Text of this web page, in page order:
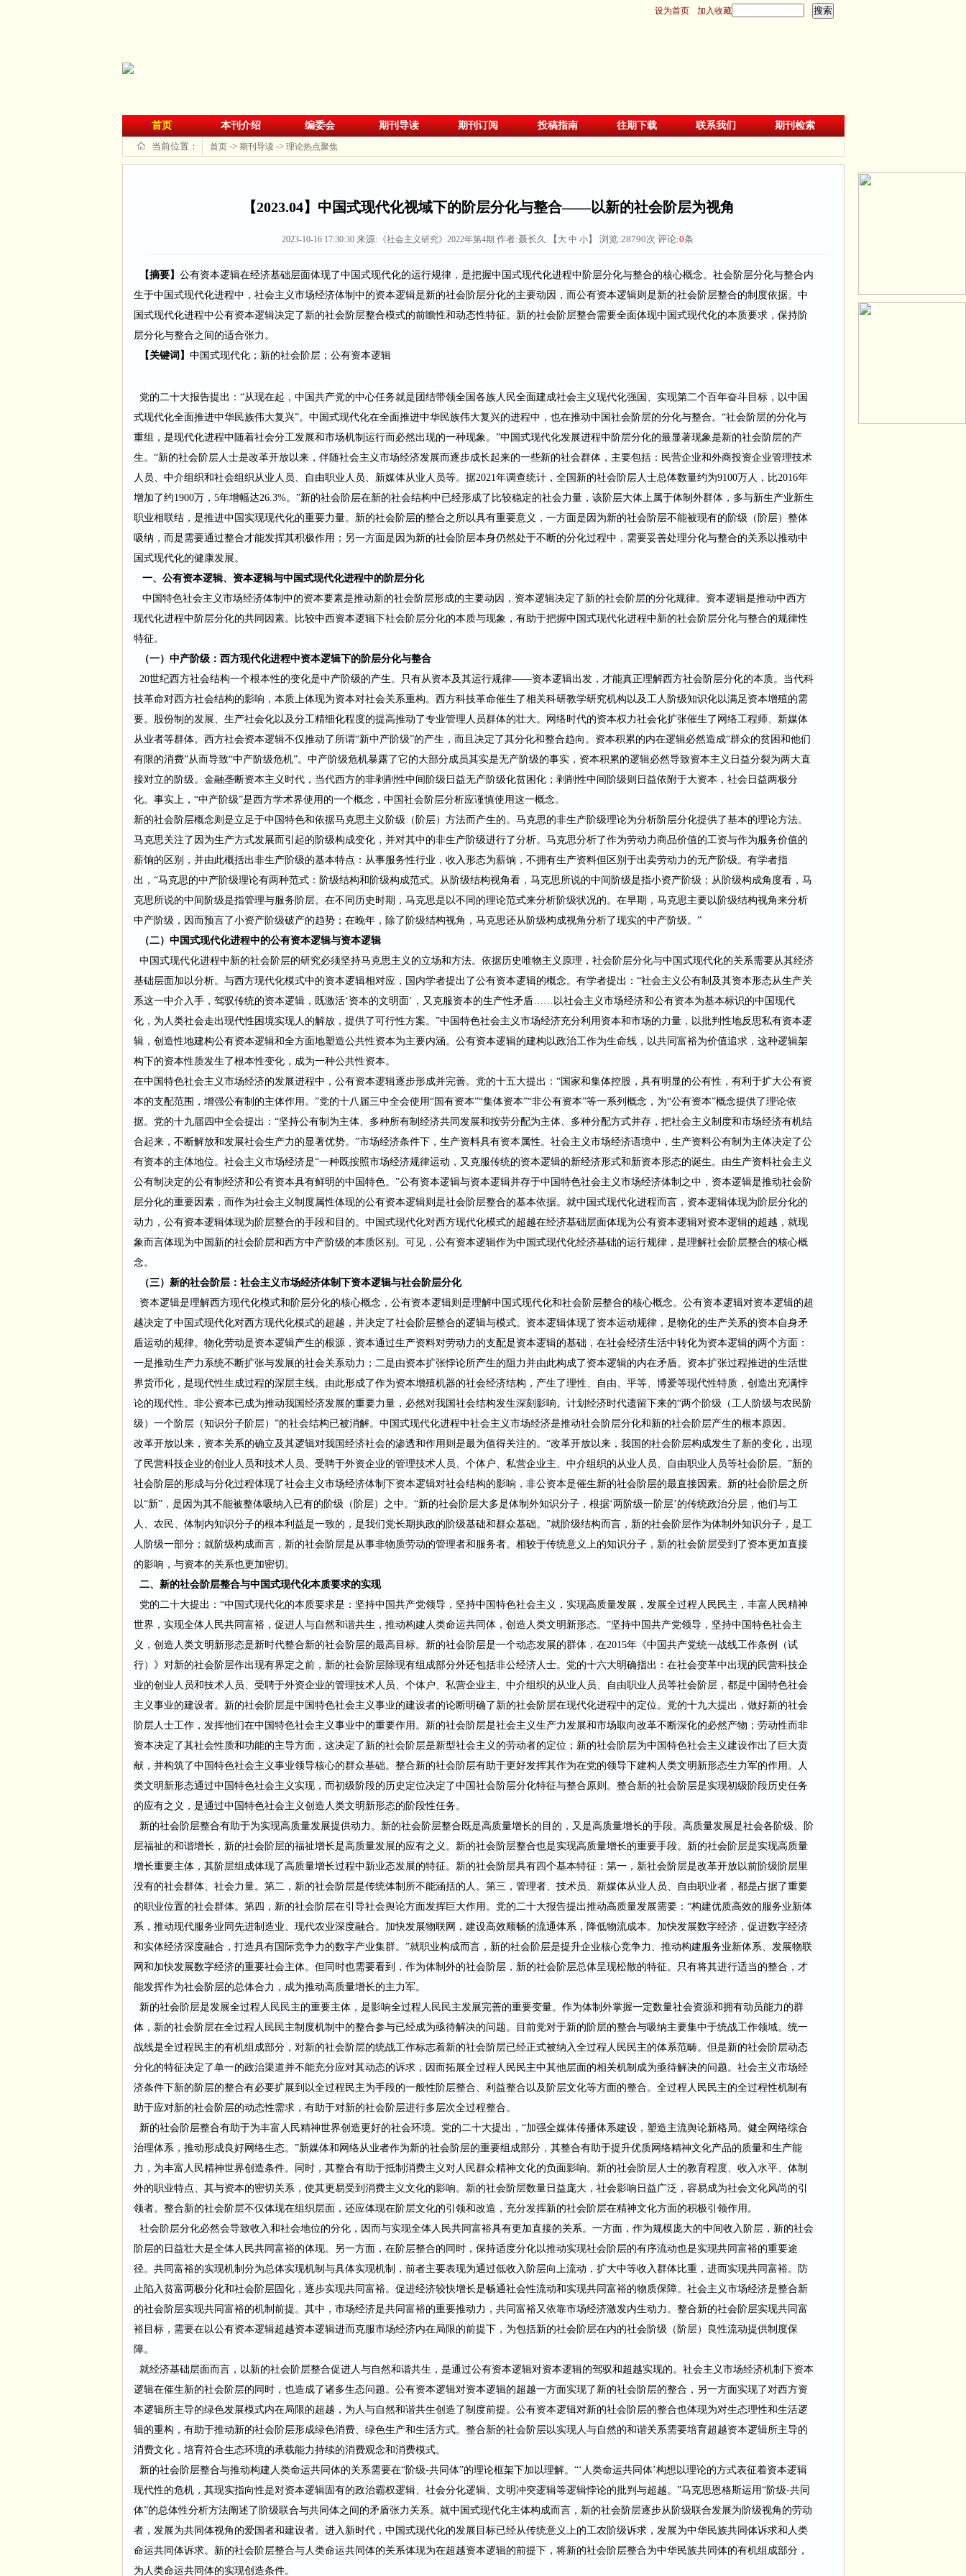
设为首页 加入收藏
首页 本刊介绍 编委会 期刊导读 期刊订阅 投稿指南 往期下载 联系我们
期刊检索
当前位置：
首页-> 期刊导读-> 理论热点聚焦
【2023.04】中国式现代化视域下的阶层分化与整合——以新的社会阶层为视角
2023-10-16 17:30:30 来源: 《社会主义研究》2022年第4期 作者:聂长久 【 大 中 小】 浏览:28790次 评论:0条
【摘要】 公有资本逻辑在经济基础层面体现了中国式现代化的运行规律，是把握中国式现代化进程中阶层分化与整合的核心概念。社会阶层分化与整合内
生于中国式现代化进程中，社会主义市场经济体制中的资本逻辑是新的社会阶层分化的主要动因，而公有资本逻辑则是新的社会阶层整合的制度依据。中
国式现代化进程中公有资本逻辑决定了新的社会阶层整合模式的前瞻性和动态性特征。新的社会阶层整合需要全面体现中国式现代化的本质要求，保持阶
层分化与整合之间的适合张力。
【关键词】 中国式现代化；新的社会阶层；公有资本逻辑
党的二十大报告提出： “从现在起，中国共产党的中心任务就是团结带领全国各族人民全面建成社会主义现代化强国、实现第二个百年奋斗目标，以中国
式现代化全面推进中华民族伟大复兴”。中国式现代化在全面推进中华民族伟大复兴的进程中，也在推动中国社会阶层的分化与整合。“社会阶层的分化与
重组，是现代化进程中随着社会分工发展和市场机制运行而必然出现的一种现象。 ”中国式现代化发展进程中阶层分化的最显著现象是新的社会阶层的产
生。 “新的社会阶层人士是改革开放以来， 伴随社会主义市场经济发展而逐步成长起来的一些新的社会群体，主要包括：民营企业和外商投资企业管理技术
人员、中介组织和社会组织从业人员、自由职业人员、新媒体从业人员等。据2021年调查统计，全国新的社会阶层人士总体数量约为9100万人，比2016年
增加了约1900万，5年增幅达26.3%。”新的社会阶层在新的社会结构中已经形成了比较稳定的社会力量，该阶层大体上属于体制外群体，多与新生产业新生
职业相联结，是推进中国实现现代化的重要力量。新的社会阶层的整合之所以具有重要意义，一方面是因为新的社会阶层不能被现有的阶级（阶层）整体
吸纳，而是需要通过整合才能发挥其积极作用；另一方面是因为新的社会阶层本身仍然处于不断的分化过程中，需要妥善处理分化与整合的关系以推动中
国式现代化的健康发展。
一、公有资本逻辑、资本逻辑与中国式现代化进程中的阶层分化
中国特色社会主义市场经济体制中的资本要素是推动新的社会阶层形成的主要动因，资本逻辑决定了新的社会阶层的分化规律。资本逻辑是推动中西方
现代化进程中阶层分化的共同因素。比较中西资本逻辑下社会阶层分化的本质与现象，有助于把握中国式现代化进程中新的社会阶层分化与整合的规律性
特征。
（一）中产阶级：西方现代化进程中资本逻辑下的阶层分化与整合
20世纪西方社会结构一个根本性的变化是中产阶级的产生。只有从资本及其运行规律——资本逻辑出发，才能真正理解西方社会阶层分化的本质。当代科
技革命对西方社会结构的影响，本质上体现为资本对社会关系重构。西方科技革命催生了相关科研教学研究机构以及工人阶级知识化以满足资本增殖的需
要。股份制的发展、生产社会化以及分工精细化程度的提高推动了专业管理人员群体的壮大。网络时代的资本权力社会化扩张催生了网络工程师、新媒体
从业者等群体。西方社会资本逻辑不仅推动了所谓“新中产阶级”的产生，而且决定了其分化和整合趋向。资本积累的内在逻辑必然造成“群众的贫困和他们
有限的消费”从而导致“中产阶级危机”。中产阶级危机暴露了它的大部分成员其实是无产阶级的事实，资本积累的逻辑必然导致资本主义日益分裂为两大直
接对立的阶级。金融垄断资本主义时代，当代西方的非剥削性中间阶级日益无产阶级化贫困化；剥削性中间阶级则日益依附于大资本，社会日益两极分
化。事实上， “中产阶级”是西方学术界使用的一个概念，中国社会阶层分析应谨慎使用这一概念。
新的社会阶层概念则是立足于中国特色和依据马克思主义阶级（阶层）方法而产生的。马克思的非生产阶级理论为分析阶层分化提供了基本的理论方法。
马克思关注了因为生产方式发展而引起的阶级构成变化，并对其中的非生产阶级进行了分析。马克思分析了作为劳动力商品价值的工资与作为服务价值的
薪饷的区别，并由此概括出非生产阶级的基本特点：从事服务性行业，收入形态为薪饷，不拥有生产资料但区别于出卖劳动力的无产阶级。有学者指
出， “马克思的中产阶级理论有两种范式：阶级结构和阶级构成范式。从阶级结构视角看，马克思所说的中间阶级是指小资产阶级；从阶级构成角度看，马
克思所说的中间阶级是指管理与服务阶层。在不同历史时期，马克思是以不同的理论范式来分析阶级状况的。在早期，马克思主要以阶级结构视角来分析
中产阶级，因而预言了小资产阶级破产的趋势；在晚年，除了阶级结构视角，马克思还从阶级构成视角分析了现实的中产阶级。 ”
（二）中国式现代化进程中的公有资本逻辑与资本逻辑
中国式现代化进程中新的社会阶层的研究必须坚持马克思主义的立场和方法。依据历史唯物主义原理，社会阶层分化与中国式现代化的关系需要从其经济
基础层面加以分析。与西方现代化模式中的资本逻辑相对应，国内学者提出了公有资本逻辑的概念。有学者提出： “社会主义公有制 及其资本形态从生产关
系这一中介入手，驾驭传统的资本逻辑，既激活‘资本的文明面’，又克服资本的生产性矛盾……以社会主义市场经济和公有资本为基本标识的中国现代
化，为人类社会走出现代性困境实现人的解放，提供了可行性方案。 ”中国特色社会主义市场经济充分利用资本和市场的力量，以批判性地反思私有资本逻
辑，创造性地建构公有资本逻辑和全方面地塑造公共性资本为主要内涵。公有资本逻辑的建构以政治工作为生命线，以共同富裕为价值追求，这种逻辑架
构下的资本性质发生了根本性变化，成为一种公共性资本。
在中国特色社会主义市场经济的发展进程中，公有资本逻辑逐步形成并完善。 党的十五大提出： “国家和集体控股，具有明显的公有性，有利于扩大公有资
本的支配范围，增强公有制的主体作用。 ”党的十八届三中全会使用“国有资本”“集体资本”“非公有资本”等一系列概念，为“公有资本”概念提供了理论依
据。 党的十九届四中全会提出： “坚持公有制为主体、多种所有制经济共同发展和按劳分配为主体、多种分配方式并存，把社会主义制度和市场经济有机结
合起来，不断解放和发展社会生产力的显著优势。 ”市场经济条件下，生产资料具有资本属性。社会主义市场经济语境中，生产资料公有制为主体决定了公
有资本的主体地位。 社会主义市场经济是“一种既按照市场经济规律运动，又克服传统的资本逻辑的新经济形式和新资本形态的诞生。由生产资料社会主义
公有制决定的公有制经济和公有资本具有鲜明的中 国特色。 ”公有资本逻辑与资本逻辑并存于中国特色社会主义市场经济体制之中，资本逻辑是推动社会阶
层分化的重要因素，而作为社会主义制度属性体现的公有资本逻辑则是社会阶层整合的基本依据。就中国式现代化进程而言，资本逻辑体现为阶层分化的
动力，公有资本逻辑体现为阶层整合的手段和目的。中国式现代化对西方现代化模式的超越在经济基础层面体现为公有资本逻辑对资本逻辑的超越，就现
象而言体现为中国新的社会阶层和西方中产阶级的本质区别。可见，公有资本逻辑作为中国式现代化经济基础的运行规律，是理解社会阶层整合的核心概
念。
（三）新的社会阶层：社会主义市场经济体制下资本逻辑与社会阶层分化
资本逻辑是理解西方现代化模式和阶层分化的核心概念，公有资本逻辑则是理解中国式现代化和社会阶层整合的核心概念。公有资本逻辑对资本逻辑的超
越决定了中国式现代化对西方现代化模式的超越，并决定了社会阶层整合的逻辑与模式。资本逻辑体现了资本运动规律，是物化的生产关系的资本自身矛
盾运动的规律。物化劳动是资本逻辑产生的根源，资本通过生产资料对劳动力的支配是资本逻辑的基础，在社会经济生活中转化为资本逻辑的两个方面：
一是推动生产力系统不断扩张与发展的社会关系动力；二是由资本扩张悖论所产生的阻力并由此构成了资本逻辑的内在矛盾。资本扩张过程推进的生活世
界货币化，是现代性生成过程的深层主线。由此形成了作为资本增殖机器的社会经济结构，产生了理性、自由、平等、博爱等现代性特质，创造出充满悖
论的现代性。非公资本已成为推动我国经济发展的重要力量，必然对我国社会结构发生深刻影响。计划经济时代遗留下来的“两个阶级（工人阶级与农民阶
级）一个阶层（知识分子阶层） ”的社会结构已被消解。中国式现代化进程中社会主义市场经济是推动社会阶层分化和新的社会阶层产生的根本原因。
改革开放以来，资本关系的确立及其逻辑对我国经济社会的渗透和作用则是最为值得关注的。 “改革开放以来，我国的社会阶层构成发生了新的变化，出现
了民营科技企业的创业人员和技术人员、受聘于外资企业的管理技术人员、个体户、私营企业主、中介组织的从业人员、自由职业人员等社会阶层。 ”新的
社会阶层的形成与分化过程体现了社会主义市场经济体制下资本逻辑对社会结构的影响，非公资本是催生新的社会阶层的最直接因素。新的社会阶层之所
以“新”，是因为其不能被整体吸纳入已有的阶级（阶层）之中。 “新的社会阶层大多是体制外知识分子，根据‘两阶级一阶层’的传统政治分层，他们与工
人、农民、体制内知识分子的根本利益是一致的，是我们党长期执政的阶级基础和群众基础。 ”就阶级结构而言，新的社会阶层作为体制外知识分子，是工
人阶级一部分；就阶级构成而言，新的社会阶层是从事非物质劳动的管理者和服务者。相较于传统意义上的知识分子，新的社会阶层受到了资本更加直接
的影响，与资本的关系也更加密切。
二、新的社会阶层整合与中国式现代化本质要求的实现
党的二十大提出： “中国式现代化的本质要求是：坚持中国共产党领导，坚持中国特色社会主义，实现高质量发展，发展全过程人民民主，丰富人民精神
世界，实现全体人民共同富裕，促进人与自然和谐共生，推动构建人类命运共同体，创造人类文明新形态。 ”坚持中国共产党领导，坚持中国特色社会主
义，创造人类文明新形态是新时代整合新的社会阶层的最高目 标。新的社会阶层是一个动态发展的群体，在2015年《中国共产党统一战线工作条例（试
行）》对新的社会阶层作出现有界定之前，新的社会阶层除现有组成部分外还包括非公经济人士。党的十六大明确指出：在社会变革中出现的民营科技企
业的创业人员和技术人员、受聘于外资企业的管理技术人员、个体户、私营企业主、中介组织的从业人员、自由职业人员等社会阶层，都是中国特色社会
主义事业的建设者。新的社会阶层是中国特色社会主义事业的建设者的论断明确了新的社会阶层在现代化进程中的定位。党的十九大提出，做好新的社会
阶层人士工作，发挥他们在中国特色社会主义事业中的重要作用。新的社会阶层是社会主义生产力发展和市场取向改革不断深化的必然产物；劳动性而非
资本决定了其社会性质和功能的主导方面，这决定了新的社会阶层是新型社会主义的劳动者的定位；新的社会阶层为中国特色社会主义建设作出了巨大贡
献，并构筑了中国特色社会主义事业领导核心的群众基础。整合新的社会阶层有助于更好发挥其作为在党的领导下建构人类文明新形态生力军的作用。人
类文明新形态通过中国特色社会主义实现，而初级阶段的历史定位决定了中国社会阶层分化特征与整合原则。整合新的社会阶层是实现初级阶段历史任务
的应有之义，是通过中国特色社会主义创造人类文明新形态的阶段性任务。
新的社会阶层整合有助于为实现高质量发展提供动力。新的社会阶层整合既是高质量增长的目的，又是高质量增长的手段。高质量发展是社会各阶级、阶
层福祉的和谐增长，新的社会阶层的福祉增长是高质量发展的应有之义。新的社会阶层整合也是实现高质量增长的重要手段。新的社会阶层是实现高质量
增长重要主体，其阶层组成体现了高质量增长过程中新业态发展的特征。新的社会阶层具有四个基本特征：第一，新社会阶层是改革开放以前阶级阶层里
没有的社会群体、社会力量。第二，新的社会阶层是传统体制所不能涵括的人。第三，管理者、技术员、新媒体从业人员、自由职业者，都是占据了重要
的职业位置的社会群体。第四，新的社会阶层在引导社会舆论方面发挥巨大作用。党的二十大报告提出推动高质量发展需要： “构建优质高效的服务业新体
系，推动现代服务业同先进制造业、现代农业深度融合。加快发展物联网，建设高效顺畅的流通体系，降低物流成本。加快发展数字经济，促进数字经济
和实体经济深度融合，打造具有国际竞争力的数字产业集群。 ”就职业构成而言，新的社会阶层是提升企业核心竞争力、推动构建服务业新体系、发展物联
网和加快发展数字经济的重要社会主体。但同时也需要看到，作为体制外的社会阶层，新的社会阶层总体呈现松散的特征。只有将其进行适当的整合，才
能发挥作为社会阶层的总体合力，成为推动高质量增长的主力军。
新的社会阶层是发展全过程人民民主的重要主体，是影响全过程人民民主发展完善的重要变量。作为体制外掌握一定数量社会资源和拥有动员能力的群
体，新的社会阶层在全过程人民民主制度机制中的整合参与已经成为亟待解决的问题。目前党对于新的阶层的整合与吸纳主要集中于统战工作领域。统一
战线是全过程民主的有机组成部分，对新的社会阶层的统战工作标志着新的社会阶层已经正式被纳入全过程人民民主的体系范畴。但是新的社会阶层动态
分化的特征决定了单一的政治渠道并不能充分应对其动态的诉求，因而拓展全过程人民民主中其他层面的相关机制成为亟待解决的问题。社会主义市场经
济条件下新的阶层的整合有必要扩展到以全过程民主为手段的一般性阶层整合、利益整合以及阶层文化等方面的整合。全过程人民民主的全过程性机制有
助于应对新的社会阶层的动态性需求，有助于对新的社会阶层进行多层次全过程整合。
新的社会阶层整合有助于为丰富人民精神世界创造更好的社会环境。党的二十大提出 ， “加强全媒体传播体系建设，塑造主流舆论新格局。健全网络综合
治理体系，推动形成良好网络生态。 ”新媒体和网络从业者作为新的社会阶层的重要组成部分，其整合有助于提升优质网络精神文化产品的质量和生产能
力，为丰富人民精神世界创造条件。同时，其整合有助于抵制消费主义对人民群众精神文化的负面影响。新的社会阶层人士的教育程度、收入水平、体制
外的职业特点、其与资本的密切关系，使其更易受到消费主义文化的影响。新的社会阶层数量日益庞大，社会影响日益广泛，容易成为社会文化风尚的引
领者。整合新的社会阶层不仅体现在组织层面，还应体现在阶层文化的引领和改造，充分发挥新的社会阶层在精神文化方面的积极引领作用。
社会阶层分化必然会导致收入和社会地位的分化，因而与实现全体人民共同富裕具有更加直接的关系。一方面，作为规模庞大的中间收入阶层，新的社会
阶层的日益壮大是全体人民共同富裕的体现。另一方面，在阶层整合的同时，保持适度分化以推动实现社会阶层的有序流动也是实现共同富裕的重要途
径。共同富裕的实现机制分为总体实现机制与具体实现机制，前者主要表现为通过低收入阶层向上流动，扩大中等收入群体比重，进而实现共同富裕。防
止陷入贫富两极分化和社会阶层固化，逐步实现共同富裕。促进经济较快增长是畅通社会性流动和实现共同富裕的物质保障。社会主义市场经济是整合新
的社会阶层实现共同富裕的机制前提。其中，市场经济是共同富裕的重要推动力，共同富裕又依靠市场经济激发内生动力。整合新的社会阶层实现共同富
裕目标，需要在以公有资本逻辑超越资本逻辑进而克服市场经济内在局限的前提下，为包括新的社会阶层在内的社会阶级（阶层）良性流动提供制度保
障。
就经济基础层面而言，以新的社会阶层整合促进人与自然和谐共生，是通过公有资本逻辑对资本逻辑的驾驭和超越实现的。社会主义市场经济机制下资本
逻辑在催生新的社会阶层的同时，也造成了诸多生态问题。公有资本逻辑对资本逻辑的超越一方面实现了新的社会阶层的整合，另一方面实现了对西方资
本逻辑所主导的绿色发展模式内在局限的超越，为人与自然和谐共生创造了制度前提。公有资本逻辑对新的社会阶层的整合也体现为对生态理性和生活逻
辑的重构，有助于推动新的社会阶层形成绿色消费、绿色生产和生活方式。整合新的社会阶层以实现人与自然的和谐关系需要培育超越资本逻辑所主导的
消费文化，培育符合生态环境的承载能力持续的消费观念和消费模式。
新的社会阶层整合与推动构建人类命运共同体的关系需要在“阶级-共同体”的理论框架下加以理解。“‘人类命运共同体’构想以理论的方式表征着资本逻辑
现代性的危机，其现实指向性是对资本逻辑固有的政治霸权逻辑、社会分化逻辑、文明冲突逻辑等逻辑悖论的批判与超越。 ”马克思恩格斯运用“阶级-共同
体”的总体性分析方法阐述了阶级联合与共同体之间的矛盾张力关系。就中国式现代化主体构成而言，新的社会阶层逐步从阶级联合发展为阶级视角的劳动
者，发展为共同体视角的爱国者和建设者。进入新时代，中国式现代化的发展目标已经从传统意义上的工农阶级诉求，发展为中华民族共同体诉求和人类
命运共同体诉求。新的社会阶层整合与人类命运共同体的关系体现为在超越资本逻辑的前提下，将新的社会阶层整合为中华民族共同体的有机组成部分，
为人类命运共同体的实现创造条件。